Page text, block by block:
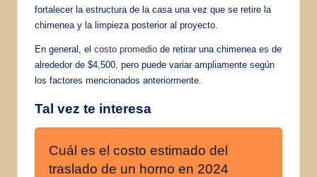
fortalecer la estructura de la casa una vez que se retire la
chimenea y la limpieza posterior al proyecto.
En general, el costo promedio de retirar una chimenea es de
alrededor de $4,500, pero puede variar ampliamente según
los factores mencionados anteriormente.
Tal vez te interesa
Cuál es el costo estimado del
traslado de un horno en 2024